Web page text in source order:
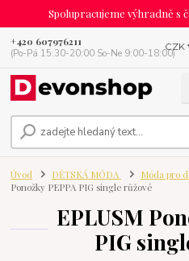
Spolupracujeme výhradně
CZK
+420 607976211
(Po-Pá 15:30-20:00 So-Ne 9:00-18:00)
Úvod DĚTSKÁ MÓDA Móda pro
Ponožky PEPPA PIG single růžové
EPLUSM
PIG